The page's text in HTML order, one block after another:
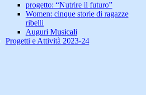
progetto: “Nutrire il futuro”
Women: cinque storie di ragazze
ribelli
Auguri Musicali
Progetti e Attività 2023-24